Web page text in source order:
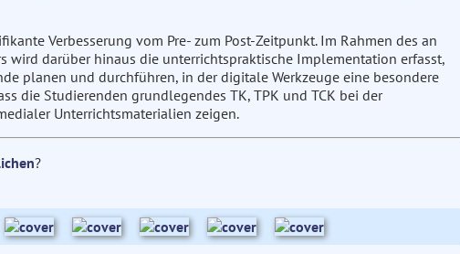
Verbesserung vom Pre- zum Post-Zeitpunkt. Im Rahmen des an
wird darüber hinaus die unterrichtspraktische Implementation erfasst,
planen und durchführen, in der digitale Werkzeuge eine besondere
die Studierenden grundlegendes TK, TPK und TCK bei der
Unterrichtsmaterialien zeigen.
?